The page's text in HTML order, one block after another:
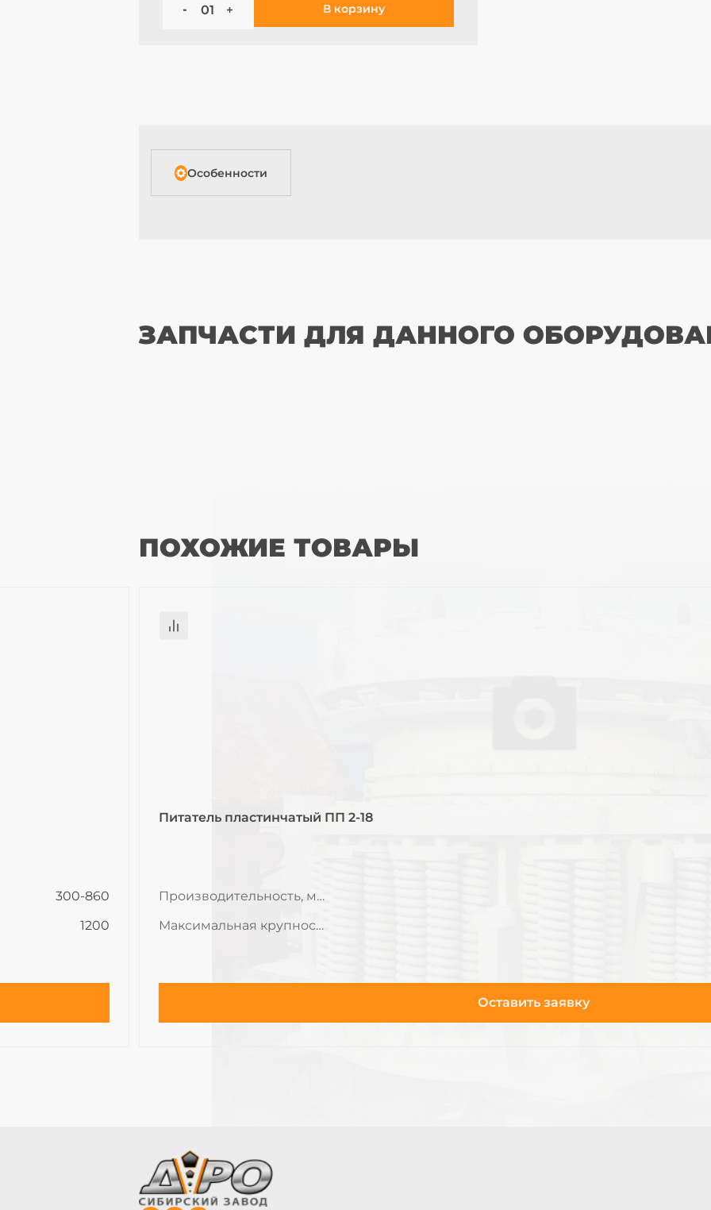
В корзину
Особенности
ЗАПЧАСТИ ДЛЯ ДАННОГО
ПОХОЖИЕ ТОВАРЫ
300-860
1200
Питатель пластинчатый ПП 2-18
Производительность, м3/ч
Максимальная крупность поступаемого материала, мм
Оставить заявку